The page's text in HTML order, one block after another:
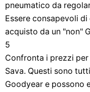
pneumatico da
Essere consapevoli
acquisto da un "non"
5
Confronta i prezzi per
Sava. Questi sono
Goodyear e possono